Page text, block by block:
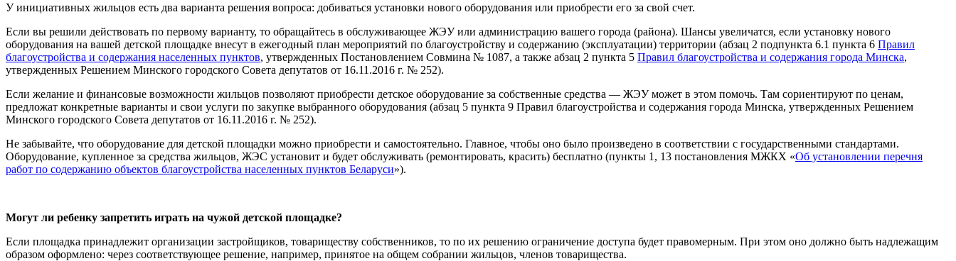
У инициативных жильцов есть два варианта решения вопроса: добиваться установки нового оборудования или приобрести его за свой счет.
Если вы решили действовать по первому варианту, то обращайтесь в обслуживающее ЖЭУ или администрацию вашего города (района). Шансы увеличатся, если установку нового
оборудования на вашей детской площадке внесут в ежегодный план мероприятий по благоустройству и содержанию (эксплуатации) территории (абзац 2 подпункта 6.1 пункта 6 Правил
благоустройства и содержания населенных пунктов, утвержденных Постановлением Совмина № 1087, а также абзац 2 пункта 5 Правил благоустройства и содержания города Минска,
утвержденных Решением Минского городского Совета депутатов от 16.11.2016 г. № 252).
Если желание и финансовые возможности жильцов позволяют приобрести детское оборудование за собственные средства — ЖЭУ может в этом помочь. Там сориентируют по ценам,
предложат конкретные варианты и свои услуги по закупке выбранного оборудования (абзац 5 пункта 9 Правил благоустройства и содержания города Минска, утвержденных Решением
Минского городского Совета депутатов от 16.11.2016 г. № 252).
Не забывайте, что оборудование для детской площадки можно приобрести и самостоятельно. Главное, чтобы оно было произведено в соответствии с государственными стандартами.
Оборудование, купленное за средства жильцов, ЖЭС установит и будет обслуживать (ремонтировать, красить) бесплатно (пункты 1, 13 постановления МЖКХ «Об установлении перечня
работ по содержанию объектов благоустройства населенных пунктов Беларуси»).
Могут ли ребенку запретить играть на чужой детской площадке?
Если площадка принадлежит организации застройщиков, товариществу собственников, то по их решению ограничение доступа будет правомерным. При этом оно должно быть надлежащим
образом оформлено: через соответствующее решение, например, принятое на общем собрании жильцов, членов товарищества.